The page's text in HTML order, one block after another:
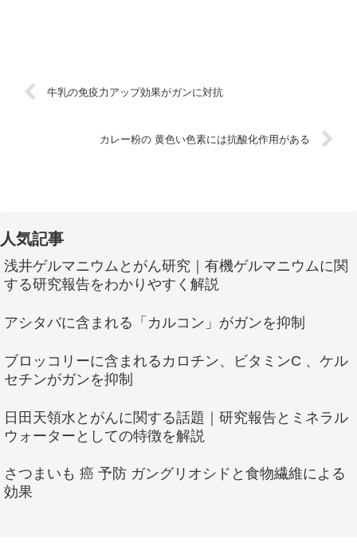
牛乳の免疫力アップ効果がガンに対抗
カレー粉の 黄色い色素には抗酸化作用がある
人気記事
浅井ゲルマニウムとがん研究｜有機ゲルマニウムに関
する研究報告をわかりやすく解説
アシタバに含まれる「カルコン」がガンを抑制
ブロッコリーに含まれるカロチン、ビタミンC 、ケル
セチンがガンを抑制
日田天領水とがんに関する話題｜研究報告とミネラル
ウォーターとしての特徴を解説
さつまいも 癌 予防 ガングリオシドと食物繊維による
効果